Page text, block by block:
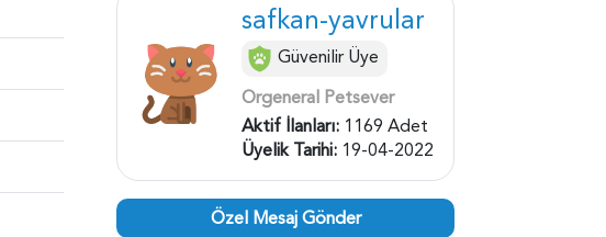
safkan-yavrular
Güvenilir Üye
Orgeneral Petsever
Aktif İlanları:1169 Adet
Üyelik Tarihi:19-04-2022
Özel Mesaj Gönder